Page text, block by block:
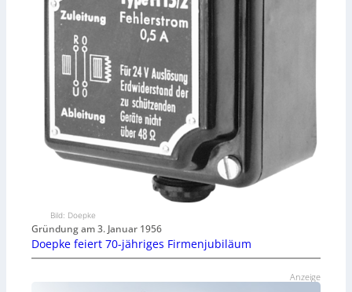
Bild: Doepke
Gründung am 3. Januar 1956
Doepke feiert 70-jähriges Firmenjubiläum
Anzeige